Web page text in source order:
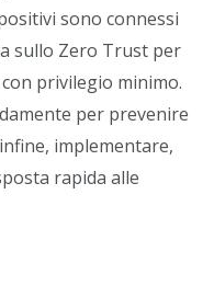
sono connessi
sullo Zero Trust per
privilegio minimo.
per prevenire
implementare,
rapida alle